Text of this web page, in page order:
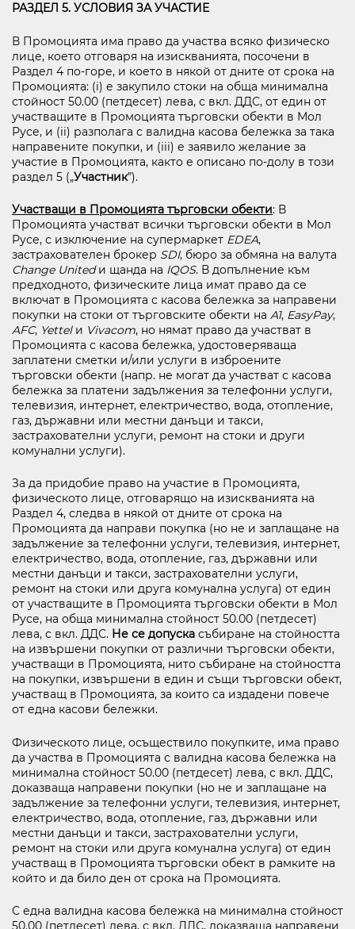
РАЗДЕЛ 5. УСЛОВИЯ ЗА УЧАСТИЕ
В Промоцията има право да участва всяко физическо
лице, което отговаря на изискванията, посочени в
Раздел 4 по-горе, и което в някой от дните от срока на
Промоцията: (i) е закупило стоки на обща минимална
стойност 50.00 (петдесет) лева, с вкл. ДДС, от един от
участващите в Промоцията търговски обекти в Мол
Русе, и (ii) разполага с валидна касова бележка за така
направените покупки, и (iii) е заявило желание за
участие в Промоцията, както е описано по-долу в този
раздел 5 („Участник”).
Участващи в Промоцията търговски обекти: В
Промоцията участват всички търговски обекти в Мол
Русе, с изключение на супермаркет EDEA,
застрахователен брокер SDI, бюро за обмяна на валута
Change Unitedи щанда на IQOS. В допълнение към
предходното, физическите лица имат право да се
включат в Промоцията с касова бележка за направени
покупки на стоки от търговските обекти на A1, EasyPay,
AFC, Yettelи Vivacom, но нямат право да участват в
Промоцията с касова бележка, удостоверяваща
заплатени сметки и/или услуги в изброените
търговски обекти (напр. не могат да участват с касова
бележка за платени задължения за телефонни услуги,
телевизия, интернет, електричество, вода, отопление,
газ, държавни или местни данъци и такси,
застрахователни услуги, ремонт на стоки и други
комунални услуги).
За да придобие право на участие в Промоцията,
физическото лице, отговарящо на изискванията на
Раздел 4, следва в някой от дните от срока на
Промоцията да направи покупка (но не и заплащане на
задължение за телефонни услуги, телевизия, интернет,
електричество, вода, отопление, газ, държавни или
местни данъци и такси, застрахователни услуги,
ремонт на стоки или друга комунална услуга) от един
от участващите в Промоцията търговски обекти в Мол
Русе, на обща минимална стойност 50.00 (петдесет)
лева, с вкл. ДДС. Не се допуска събиране на стойността
на извършени покупки от различни търговски обекти,
участващи в Промоцията, нито събиране на стойността
на покупки, извършени в един и същи търговски обект,
участващ в Промоцията, за които са издадени повече
от една касови бележки.
Физическото лице, осъществило покупките, има право
да участва в Промоцията с валидна касова бележка на
минимална стойност 50.00 (петдесет) лева, с вкл. ДДС,
доказваща направени покупки (но не и заплащане на
задължение за телефонни услуги, телевизия, интернет,
електричество, вода, отопление, газ, държавни или
местни данъци и такси, застрахователни услуги,
ремонт на стоки или друга комунална услуга) от един
участващ в Промоцията търговски обект в рамките на
който и да било ден от срока на Промоцията.
С една валидна касова бележка на минимална стойност
50.00 (петдесет) лева, с вкл. ДДС, доказваща направени